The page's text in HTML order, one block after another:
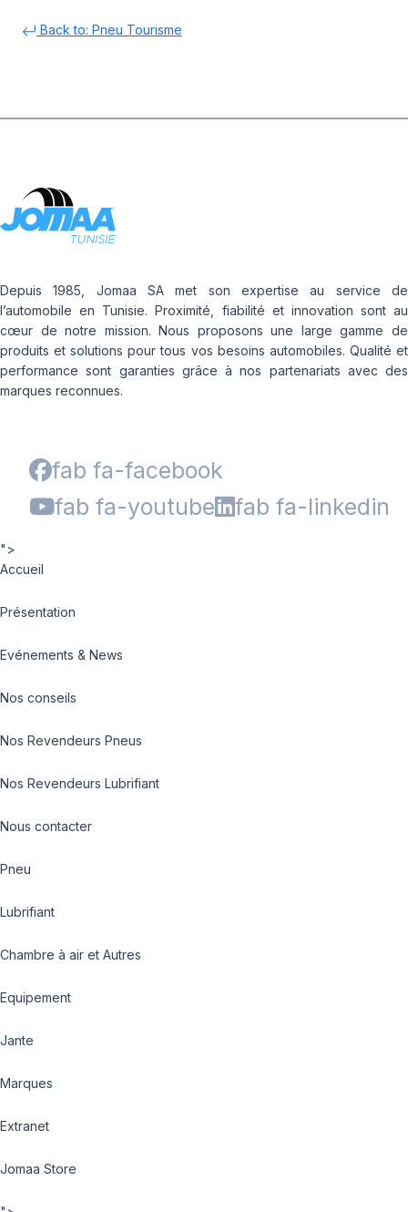
Back to: Pneu Tourisme
Depuis 1985, Jomaa SA met son expertise au service de
l’automobile en Tunisie. Proximité, fiabilité et innovation sont au
cœur de notre mission. Nous proposons une large gamme de
produits et solutions pour tous vos besoins automobiles. Qualité et
performance sont garanties grâce à nos partenariats avec des
marques reconnues.
fab fa-facebook
fab fa-youtube
fab fa-linkedin
">
Accueil
Présentation
Evénements & News
Nos conseils
Nos Revendeurs Pneus
Nos Revendeurs Lubrifiant
Nous contacter
Pneu
Lubrifiant
Chambre à air et Autres
Equipement
Jante
Marques
Extranet
Jomaa Store